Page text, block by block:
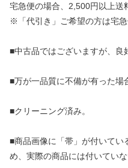
宅急便の場合、2,500円以上送
※「代引き」ご希望の方は宅急
■中古品ではございますが、良
■万が一品質に不備が有った場
■クリーニング済み。
■商品画像に「帯」が付いてい
め、実際の商品には付いていな